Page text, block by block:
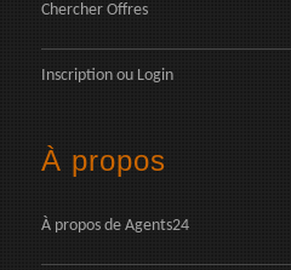
Chercher Offres
Inscription ou Login
À propos
À propos de Agents24